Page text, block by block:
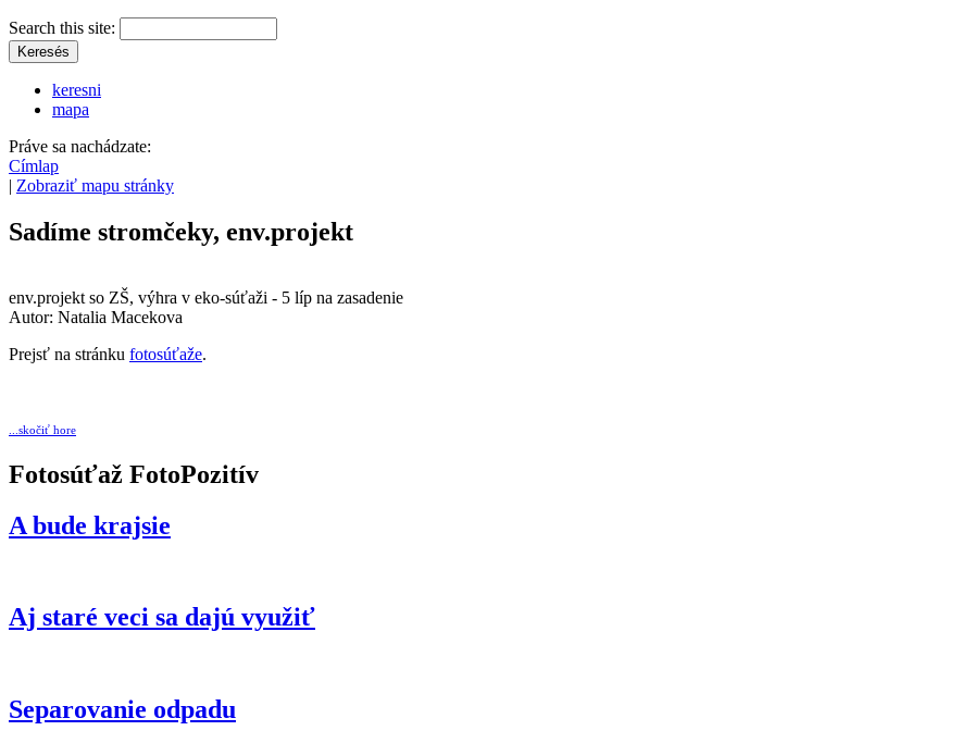
Search this site:
keresni
mapa
Práve sa nachádzate:
Címlap
| Zobraziť mapu stránky
Sadíme stromčeky, env.projekt
env.projekt so ZŠ, výhra v eko-súťaži - 5 líp na zasadenie
Autor: Natalia Macekova
Prejsť na stránku fotosúťaže.
...skočiť hore
Fotosúťaž FotoPozitív
A bude krajsie
Aj staré veci sa dajú využiť
Separovanie odpadu